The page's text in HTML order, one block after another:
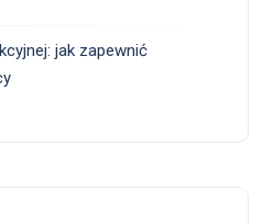
jak zapewnić